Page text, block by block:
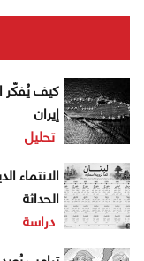
كيف يُفكّر
إيران
تحليل
الانتماء
الحداثة
دراسة